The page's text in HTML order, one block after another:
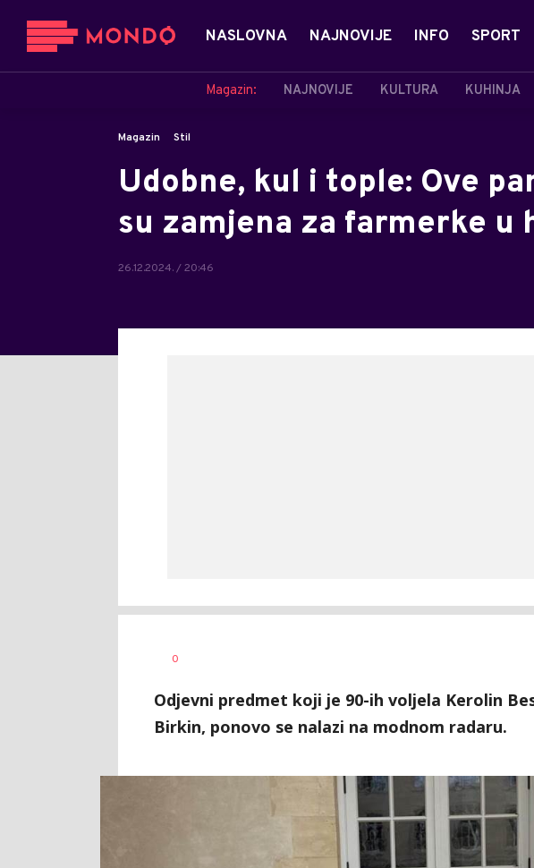
NASLOVNA NAJNOVIJE INFO SPORT
Magazin: NAJNOVIJE KULTURA KUHINJA
Magazin Stil
Udobne, kul i tople: Ove
su zamjena za farmerke u
26.12.2024. / 20:46
AUTOR
0
Odjevni predmet koji je 90-ih voljela Kerolin
Birkin, ponovo se nalazi na modnom radaru.